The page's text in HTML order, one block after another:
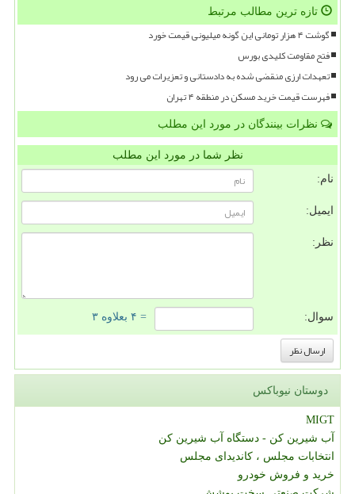
تازه ترین مطالب مرتبط
گوشت ۴ هزار تومانی این گونه میلیونی قیمت خورد
فتح مقاومت کلیدی بورس
تعهدات ارزی منقضی شده به دادستانی و تعزیرات می رود
فهرست قیمت خرید مسکن در منطقه ۴ تهران
نظرات بینندگان در مورد این مطلب
نظر شما در مورد این مطلب
نام:
ایمیل:
نظر:
سوال: = ۴ بعلاوه ۳
دوستان نیوباکس
MIGT
آب شیرین کن - دستگاه آب شیرین کن
انتخابات مجلس ، کاندیدای مجلس
خرید و فروش خودرو